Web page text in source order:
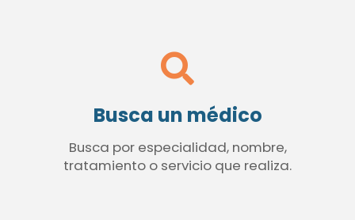
Busca un médico
Busca por especialidad, nombre,
tratamiento o servicio que realiza.